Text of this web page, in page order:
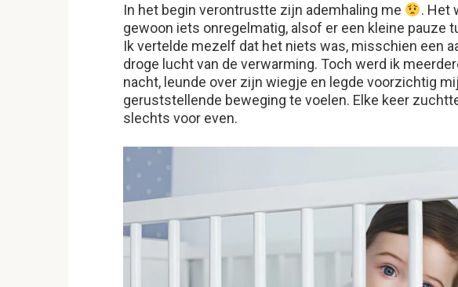
In het begin verontrustte zijn ademhaling me
. Het
gewoon iets onregelmatig, alsof er een kleine pauze
Ik vertelde mezelf dat het niets was, misschien een
droge lucht van de verwarming. Toch werd ik
nacht, leunde over zijn wiegje en legde voorzichtig
geruststellende beweging te voelen. Elke keer
slechts voor even.